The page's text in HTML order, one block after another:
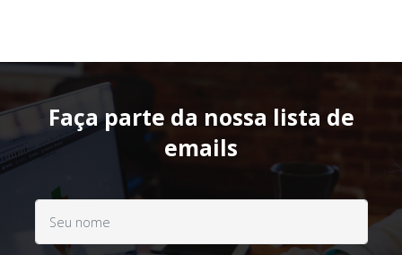
Faça parte da nossa lista de
emails